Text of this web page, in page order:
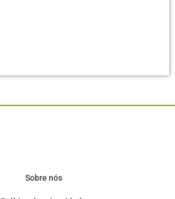
Sobre nós